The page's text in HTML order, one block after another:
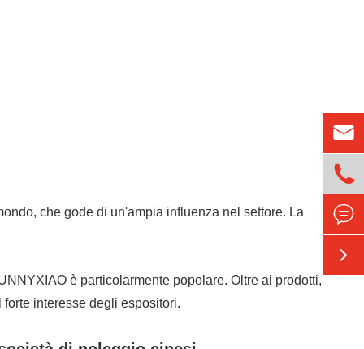
che gode di un'ampia influenza nel settore. La
è particolarmente popolare. Oltre ai prodotti,
interesse degli espositori.



